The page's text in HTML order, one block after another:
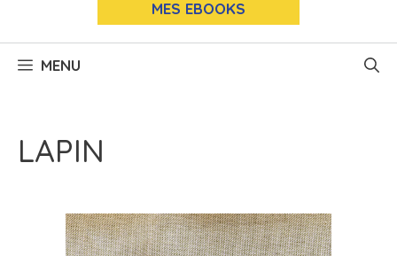
MES EBOOKS
MENU
LAPIN